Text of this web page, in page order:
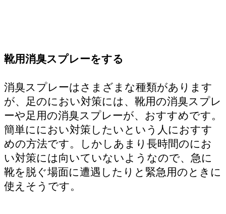
靴用消臭スプレーをする
消臭スプレーはさまざまな種類があります
が、足のにおい対策には、靴用の消臭スプレ
ーや足用の消臭スプレーが、おすすめです。
簡単ににおい対策したいという人におすす
めの方法です。しかしあまり長時間のにお
い対策には向いていないようなので、急に
靴を脱ぐ場面に遭遇したりと緊急用のときに
使えそうです。